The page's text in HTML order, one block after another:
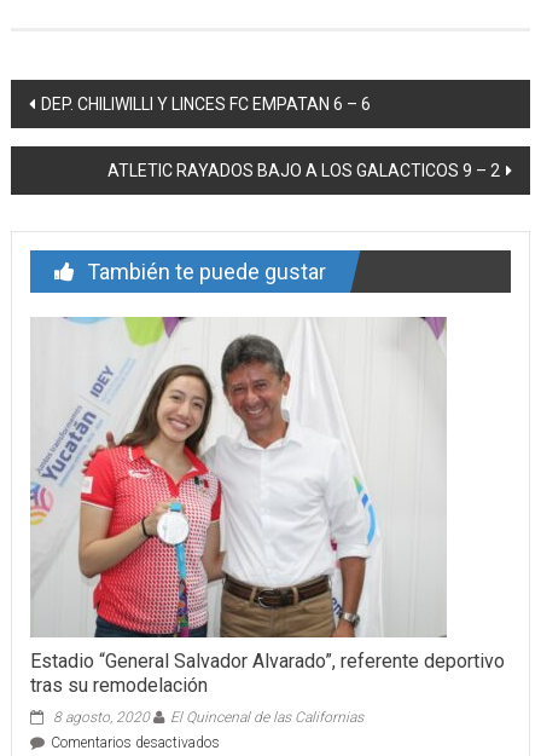
Navegación
de
entrada
DEP. CHILIWILLI Y LINCES FC EMPATAN 6 – 6
ATLETIC RAYADOS BAJO A LOS GALACTICOS 9 – 2
También te puede gustar
Estadio “General Salvador Alvarado”, referente deportivo
tras su remodelación
8 agosto, 2020
El Quincenal de las Californias
Comentarios desactivadosen